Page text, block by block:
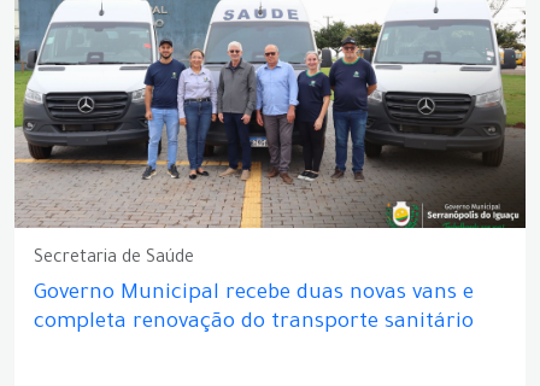
Secretaria de Saúde
Governo Municipal recebe duas novas vans e
completa renovação do transporte sanitário